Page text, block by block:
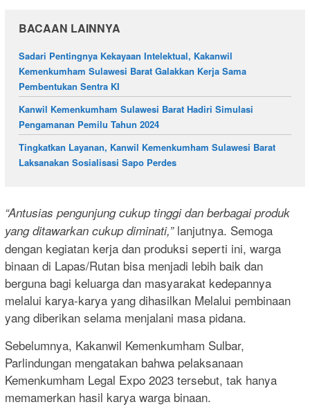
BACAAN LAINNYA
Sadari Pentingnya Kekayaan Intelektual, Kakanwil
Kemenkumham Sulawesi Barat Galakkan Kerja Sama
Pembentukan Sentra KI
Kanwil Kemenkumham Sulawesi Barat Hadiri Simulasi
Pengamanan Pemilu Tahun 2024
Tingkatkan Layanan, Kanwil Kemenkumham Sulawesi Barat
Laksanakan Sosialisasi Sapo Perdes
“Antusias pengunjung cukup tinggi dan berbagai produk
yang ditawarkan cukup diminati,”lanjutnya. Semoga
dengan kegiatan kerja dan produksi seperti ini, warga
binaan di Lapas/Rutan bisa menjadi lebih baik dan
berguna bagi keluarga dan masyarakat kedepannya
melalui karya-karya yang dihasilkan Melalui pembinaan
yang diberikan selama menjalani masa pidana.
Sebelumnya, Kakanwil Kemenkumham Sulbar,
Parlindungan mengatakan bahwa pelaksanaan
Kemenkumham Legal Expo 2023 tersebut, tak hanya
memamerkan hasil karya warga binaan.